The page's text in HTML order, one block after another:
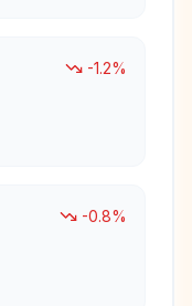
-1.2%
-0.8%